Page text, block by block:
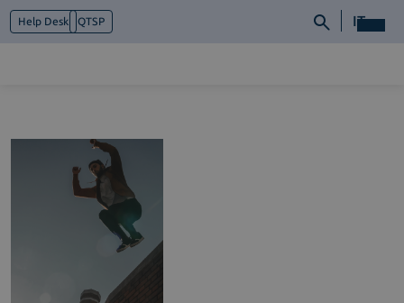
Help Desk QTSP IT
Cosa facciamo
Piattaforme
News e Media